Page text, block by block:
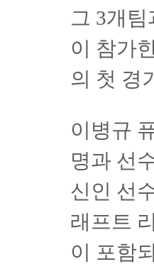
그 3개
이 참가
의 첫 경
이병규
명과 선
신인 선
래프트
이 포함